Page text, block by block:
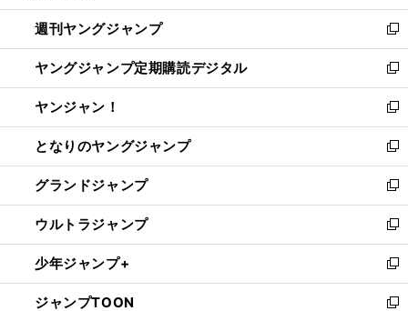
開
く
ウ
で
開
く
ン
ド
ウ
で
開
く
ウ
ィ
ン
ド
ウ
で
開
く
週刊ヤングジャンプ
新
し
い
ウ
ィ
ン
ド
ウ
で
開
く
ヤングジャンプ定期購読デジタル
新
し
い
ウ
ィ
ン
ド
ウ
で
開
く
ヤンジャン！
新
し
い
ウ
ィ
ン
ド
ウ
で
開
く
となりのヤングジャンプ
新
し
い
ウ
ィ
ン
ド
ウ
で
グランドジャンプ
新
し
い
ウ
ィ
ン
ド
ウルトラジャンプ
新
し
い
ウ
ィ
少年ジャンプ+
新
し
い
ジャンプTOON
新